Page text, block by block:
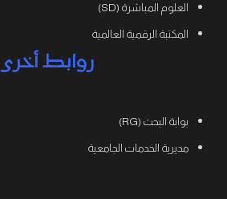
العلوم المباشرة (SD)
المكتبة الرقمية العالمية
روابط أخرى
بوابة البحث (RG)
مديرية الخدمات الجامعية